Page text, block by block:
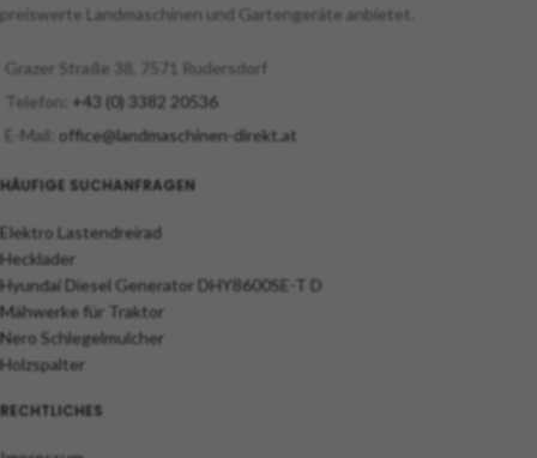
preiswerte Landmaschinen und Gartengeräte anbietet.
Grazer Straße 38, 7571 Rudersdorf
Telefon:
+43 (0) 3382 20536
E-Mail: office@landmaschinen-direkt.at
HÄUFIGE SUCHANFRAGEN
Elektro Lastendreirad
Hecklader
Hyundai Diesel Generator DHY8600SE-T D
Mähwerke für Traktor
Nero Schlegelmulcher
Holzspalter
RECHTLICHES